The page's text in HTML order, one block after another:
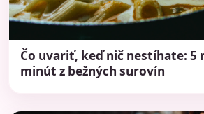
Čo uvariť, keď nič nestíhate: 5
minút z bežných surovín